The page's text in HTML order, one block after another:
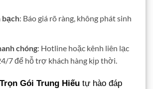
bạch: Báo giá rõ ràng, không phát sinh
chóng: Hotline hoặc kênh liên lạc
7 để hỗ trợ khách hàng kịp thời.
Gói Trung Hiếu tự hào đáp